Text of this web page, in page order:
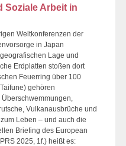
Soziale Arbeit in
Weltkonferenzen der
in Japan
Lage und
Erdplatten stoßen dort
Feuerring über 100
gehören
Vulkanausbrüche und
Leben – und auch die
Briefing des European
2025, 1f.) heißt es: